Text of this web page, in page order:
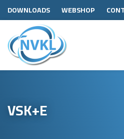
DOWNLOADS WEBSHOP
VSK+E